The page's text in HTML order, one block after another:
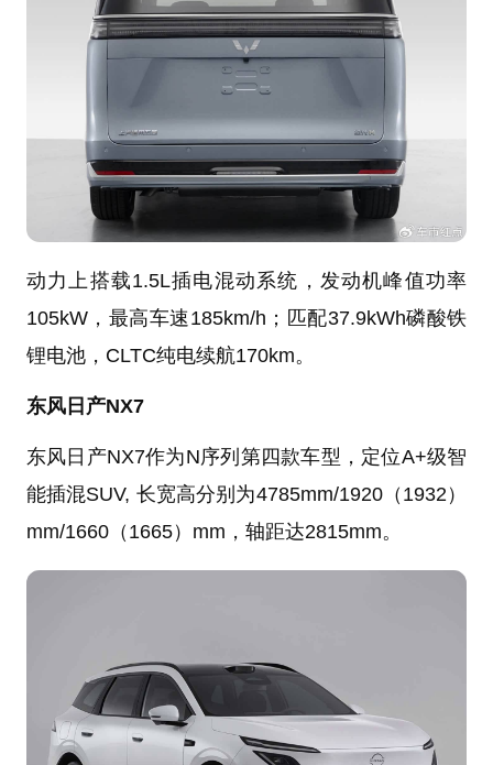
动力上搭载1.5L插电混动系统，发动机峰值功率
105kW，最高车速185km/h；匹配37.9kWh磷酸铁
锂电池，CLTC纯电续航170km。
东风日产NX7
东风日产NX7作为N序列第四款车型，定位A+级智
能插混SUV, 长宽高分别为4785mm/1920（1932）
mm/1660（1665）mm，轴距达2815mm。